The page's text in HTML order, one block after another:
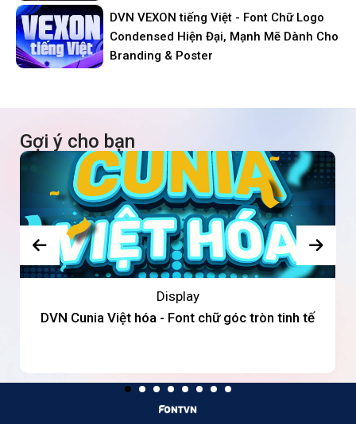
DVN VEXON tiếng Việt - Font Chữ Logo
Condensed Hiện Đại, Mạnh Mẽ Dành Cho
Branding & Poster
Gợi ý cho bạn
Display
DVN Cunia Việt hóa - Font chữ góc tròn tinh tế